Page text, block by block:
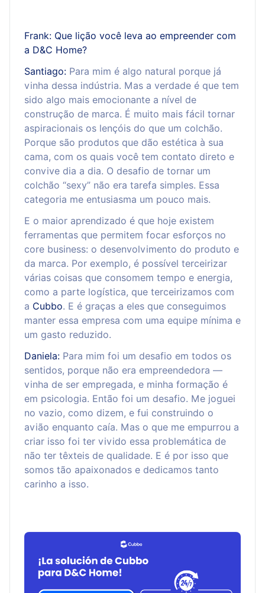
Frank: Que lição você leva ao empreender com
a D&C Home?
Santiago: Para mim é algo natural porque já
vinha dessa indústria. Mas a verdade é que tem
sido algo mais emocionante a nível de
construção de marca. É muito mais fácil tornar
aspiracionais os lençóis do que um colchão.
Porque são produtos que dão estética à sua
cama, com os quais você tem contato direto e
convive dia a dia. O desafio de tornar um
colchão “sexy” não era tarefa simples. Essa
categoria me entusiasma um pouco mais.
E o maior aprendizado é que hoje existem
ferramentas que permitem focar esforços no
core business: o desenvolvimento do produto e
da marca. Por exemplo, é possível terceirizar
várias coisas que consomem tempo e energia,
como a parte logística, que terceirizamos com
a Cubbo. E é graças a eles que conseguimos
manter essa empresa com uma equipe mínima e
um gasto reduzido.
Daniela: Para mim foi um desafio em todos os
sentidos, porque não era empreendedora —
vinha de ser empregada, e minha formação é
em psicologia. Então foi um desafio. Me joguei
no vazio, como dizem, e fui construindo o
avião enquanto caía. Mas o que me empurrou a
criar isso foi ter vivido essa problemática de
não ter têxteis de qualidade. E é por isso que
somos tão apaixonados e dedicamos tanto
carinho a isso.